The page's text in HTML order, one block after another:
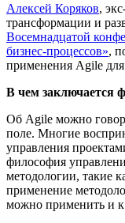
Алексей Коряков,
трансформации и
Восемнадцатой
бизнес-процессов»,
применения Agile
В чем заключается
Об Agile можно
поле. Многие
управления
философия
методологии, такие
применение
можно применить и к